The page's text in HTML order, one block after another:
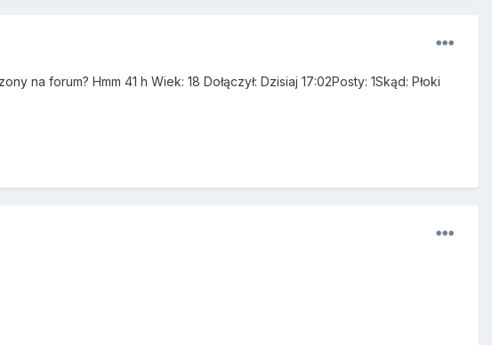
na forum? Hmm 41 h Wiek: 18 Dołączył: Dzisiaj 17:02Posty: 1Skąd: Płoki